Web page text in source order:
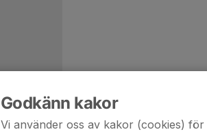
Godkänn kakor
Vi använder oss av kakor (cookies)